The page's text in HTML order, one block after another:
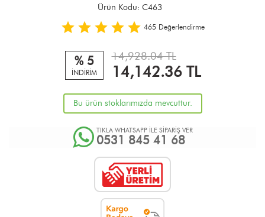
Ürün Kodu: C463
465 Değerlendirme
% 5
İNDİRİM
14,928.04 TL
14,142.36TL
Bu ürün stoklarımızda mevcuttur.
TIKLA WHATSAPP İLE SİPARİŞ VER
0531 845 41 68